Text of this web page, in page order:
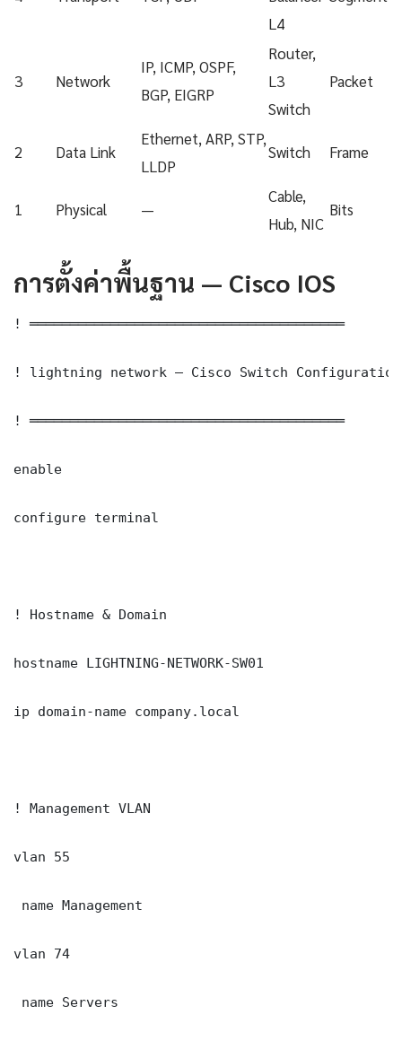
L4
3 Network
IP, ICMP, OSPF,
BGP, EIGRP
Router,
L3
Switch
Packet
2 Data Link
Ethernet, ARP, STP,
LLDP
Switch Frame
1 Physical —
Cable,
Hub, NIC
Bits
การตั้งค่าพื้นฐาน — Cisco IOS
! ═══════════════════════════════════════
! lightning network — Cisco Switch Configuration
! ═══════════════════════════════════════
enable
configure terminal
! Hostname & Domain
hostname LIGHTNING-NETWORK-SW01
ip domain-name company.local
! Management VLAN
vlan 55
name Management
vlan 74
name Servers